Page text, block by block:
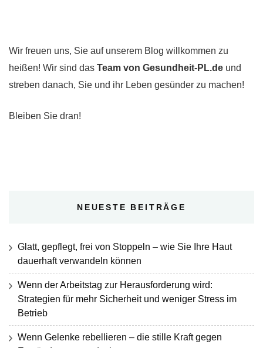
Wir freuen uns, Sie auf unserem Blog willkommen zu
heißen! Wir sind das Team von Gesundheit-PL.de und
streben danach, Sie und ihr Leben gesünder zu machen!
Bleiben Sie dran!
NEUESTE BEITRÄGE
Glatt, gepflegt, frei von Stoppeln – wie Sie Ihre Haut
dauerhaft verwandeln können
Wenn der Arbeitstag zur Herausforderung wird:
Strategien für mehr Sicherheit und weniger Stress im
Betrieb
Wenn Gelenke rebellieren – die stille Kraft gegen